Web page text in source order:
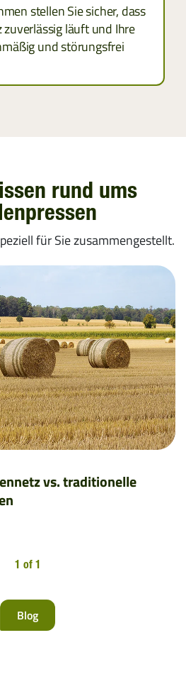
stellen Sie sicher, dass
läuft und Ihre
und störungsfrei
rund ums
für Sie zusammengestellt.
vs. traditionelle
1 of 1
Blog